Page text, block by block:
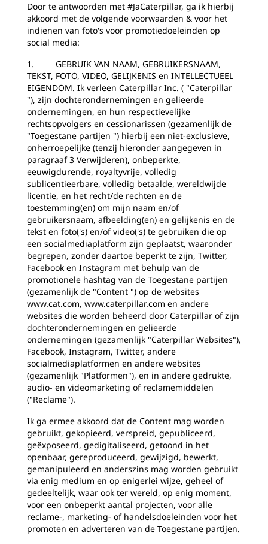
Door te antwoorden met #JaCaterpillar, ga ik hierbij
akkoord met de volgende voorwaarden & voor het
indienen van foto's voor promotiedoeleinden op
social media:
1. GEBRUIK VAN NAAM, GEBRUIKERSNAAM,
TEKST, FOTO, VIDEO, GELIJKENIS en INTELLECTUEEL
EIGENDOM. Ik verleen Caterpillar Inc. ( "Caterpillar
"), zijn dochterondernemingen en gelieerde
ondernemingen, en hun respectievelijke
rechtsopvolgers en cessionarissen (gezamenlijk de
"Toegestane partijen ") hierbij een niet-exclusieve,
onherroepelijke (tenzij hieronder aangegeven in
paragraaf 3 Verwijderen), onbeperkte,
eeuwigdurende, royaltyvrije, volledig
sublicentieerbare, volledig betaalde, wereldwijde
licentie, en het recht/de rechten en de
toestemming(en) om mijn naam en/of
gebruikersnaam, afbeelding(en) en gelijkenis en de
tekst en foto('s) en/of video('s) te gebruiken die op
een socialmediaplatform zijn geplaatst, waaronder
begrepen, zonder daartoe beperkt te zijn, Twitter,
Facebook en Instagram met behulp van de
promotionele hashtag van de Toegestane partijen
(gezamenlijk de "Content ") op de websites
www.cat.com, www.caterpillar.com en andere
websites die worden beheerd door Caterpillar of zijn
dochterondernemingen en gelieerde
ondernemingen (gezamenlijk "Caterpillar Websites"),
Facebook, Instagram, Twitter, andere
socialmediaplatformen en andere websites
(gezamenlijk "Platformen"), en in andere gedrukte,
audio- en videomarketing of reclamemiddelen
("Reclame").
Ik ga ermee akkoord dat de Content mag worden
gebruikt, gekopieerd, verspreid, gepubliceerd,
geëxposeerd, gedigitaliseerd, getoond in het
openbaar, gereproduceerd, gewijzigd, bewerkt,
gemanipuleerd en anderszins mag worden gebruikt
via enig medium en op enigerlei wijze, geheel of
gedeeltelijk, waar ook ter wereld, op enig moment,
voor een onbeperkt aantal projecten, voor alle
reclame-, marketing- of handelsdoeleinden voor het
promoten en adverteren van de Toegestane partijen.